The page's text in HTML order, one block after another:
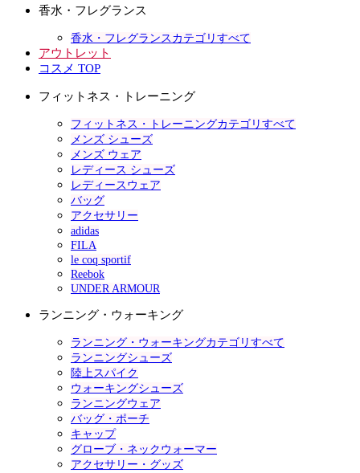
香水・フレグランス
香水・フレグランスカテゴリすべて
アウトレット
コスメ TOP
フィットネス・トレーニング
フィットネス・トレーニングカテゴリすべて
メンズ シューズ
メンズ ウェア
レディース シューズ
レディースウェア
バッグ
アクセサリー
adidas
FILA
le coq sportif
Reebok
UNDER ARMOUR
ランニング・ウォーキング
ランニング・ウォーキングカテゴリすべて
ランニングシューズ
陸上スパイク
ウォーキングシューズ
ランニングウェア
バッグ・ポーチ
キャップ
グローブ・ネックウォーマー
アクセサリー・グッズ